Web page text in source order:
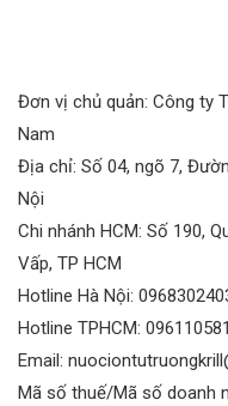
Đơn vị chủ quản: Công ty
Nam
Địa chỉ: Số 04, ngõ 7,
Nội
Chi nhánh HCM: Số 190,
Vấp, TP HCM
Hotline Hà Nội:
Hotline TPHCM:
Email:
Mã số thuế/Mã số doanh